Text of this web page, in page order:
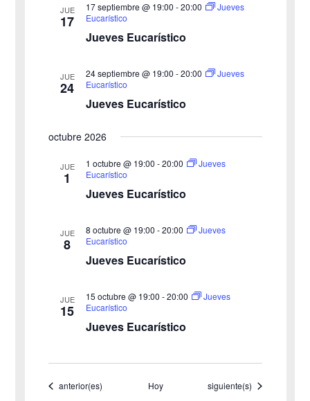
JUE
17
Jueves Eucarístico
17 septiembre @ 19:00 -20:00
Jueves
Eucarístico
JUE
24
Jueves Eucarístico
24 septiembre @ 19:00 -20:00
Jueves
Eucarístico
octubre 2026
JUE
1
Jueves Eucarístico
1 octubre @ 19:00 -20:00
Jueves
Eucarístico
JUE
8
Jueves Eucarístico
8 octubre @ 19:00 -20:00
Jueves
Eucarístico
JUE
15
Jueves Eucarístico
15 octubre @ 19:00 -20:00
Jueves
Eucarístico
Eventos
anterior(es) Hoy Eventos
siguiente(s)